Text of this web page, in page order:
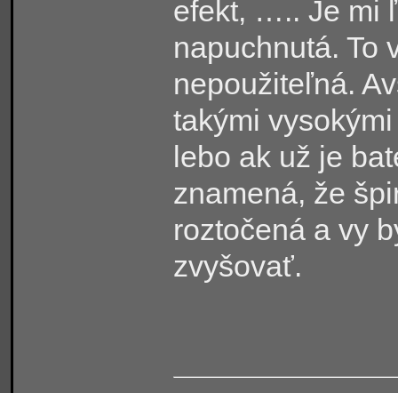
efekt, ….. Je mi
napuchnutá. To
nepoužiteľná.
takými
lebo ak už je
znamená, že
roztočená a vy
zvyšovať.